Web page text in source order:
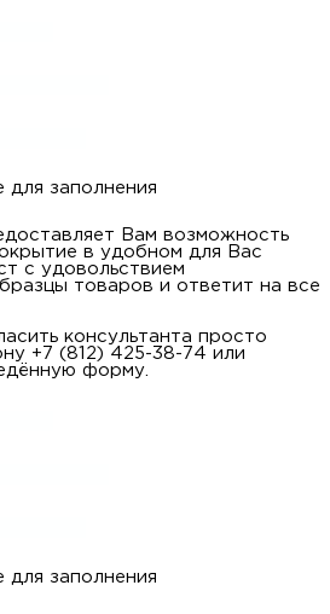
для заполнения
Вам возможность
в удобном для Вас
с удовольствием
товаров и ответит на все
консультанта просто
+7 (812) 425-38-74 или
форму.
для заполнения